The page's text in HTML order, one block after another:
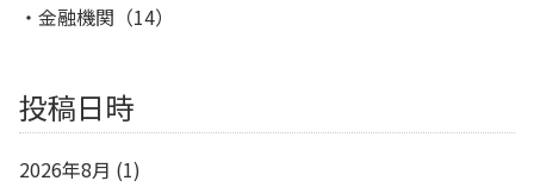
金融機関 （14）
投稿日時
2026年8月 (1)